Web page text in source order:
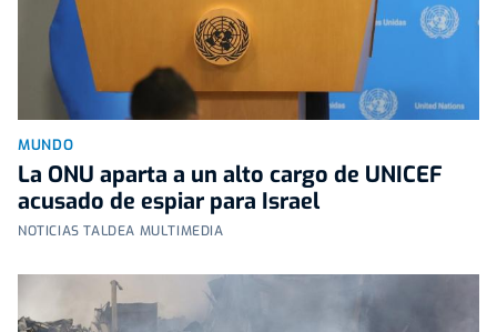
MUNDO
La ONU aparta a un alto cargo de UNICEF
acusado de espiar para Israel
NOTICIAS TALDEA MULTIMEDIA